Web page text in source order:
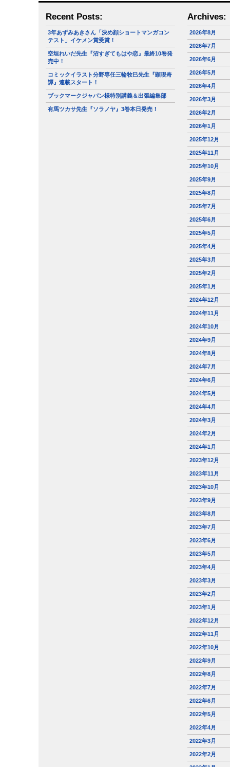
Recent Posts:
3年あずみあきさん「決め顔ショートマンガコン
テスト」イケメン賞受賞！
空垣れいだ先生『沼すぎてもはや恋』最終10巻発
売中！
コミックイラスト分野専任三輪牧巳先生『顕現奇
譚』連載スタート！
ブックマークジャパン様特別講義＆出張編集部
有馬ツカサ先生『ソラノヤ』3巻本日発売！
Archives:
2026年8月
2026年7月
2026年6月
2026年5月
2026年4月
2026年3月
2026年2月
2026年1月
2025年12月
2025年11月
2025年10月
2025年9月
2025年8月
2025年7月
2025年6月
2025年5月
2025年4月
2025年3月
2025年2月
2025年1月
2024年12月
2024年11月
2024年10月
2024年9月
2024年8月
2024年7月
2024年6月
2024年5月
2024年4月
2024年3月
2024年2月
2024年1月
2023年12月
2023年11月
2023年10月
2023年9月
2023年8月
2023年7月
2023年6月
2023年5月
2023年4月
2023年3月
2023年2月
2023年1月
2022年12月
2022年11月
2022年10月
2022年9月
2022年8月
2022年7月
2022年6月
2022年5月
2022年4月
2022年3月
2022年2月